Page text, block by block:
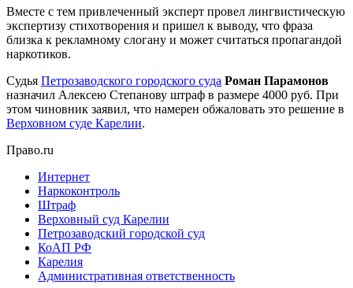
Вместе с тем привлеченный эксперт провел лингвистическую
экспертизу стихотворения и пришел к выводу, что фраза
близка к рекламному слогану и может считаться пропагандой
наркотиков.
Судья Петрозаводского городского суда Роман Парамонов
назначил Алексею Степанову штраф в размере 4000 руб. При
этом чиновник заявил, что намерен обжаловать это решение в
Верховном суде Карелии.
Право.ru
Интернет
Наркоконтроль
Штраф
Верховный суд Карелии
Петрозаводский городской суд
КоАП РФ
Карелия
Административная ответственность